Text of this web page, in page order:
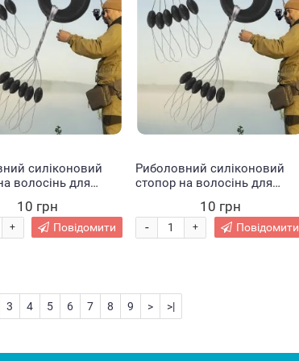
силіконовий
волосінь для
10 грн
+ Повідомити
Риболовний силіконовий
стопор на волосінь для
10 грн
+
- Повідомити
3 4 5 6 7 8 9 > >|